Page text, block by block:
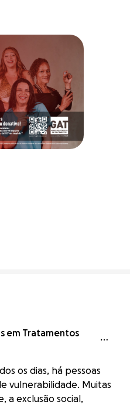
em Tratamentos
os dias, há pessoas
vulnerabilidade. Muitas
a exclusão social,